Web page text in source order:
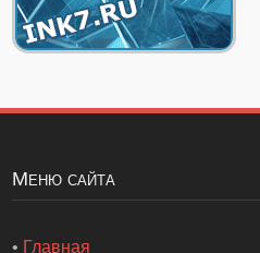
Меню сайта
• Главная